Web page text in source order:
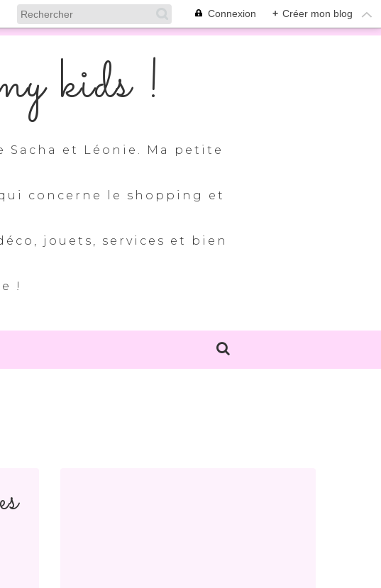
Connexion + Créer mon blog
kids !
Sacha et Léonie. Ma petite
concerne le shopping et
jouets, services et bien
!